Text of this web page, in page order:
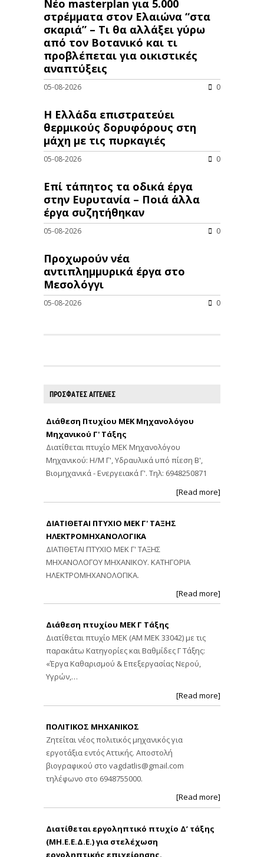
Νέο masterplan για 5.000
στρέμματα στον Ελαιώνα “στα
σκαριά” – Τι θα αλλάξει γύρω
από τον Βοτανικό και τι
προβλέπεται για οικιστικές
αναπτύξεις
05-08-2026 0
Η Ελλάδα επιστρατεύει
θερμικούς δορυφόρους στη
μάχη με τις πυρκαγιές
05-08-2026 0
Επί τάπητος τα οδικά έργα
στην Ευρυτανία – Ποιά άλλα
έργα συζητήθηκαν
05-08-2026 0
Προχωρούν νέα
αντιπλημμυρικά έργα στο
Μεσολόγγι
05-08-2026 0
ΠΡΟΣΦΑΤΕΣ ΑΓΓΕΛΙΕΣ
Διάθεση Πτυχίου ΜΕΚ Μηχανολόγου
Μηχανικού Γ' Τάξης
Διατίθεται πτυχίο ΜΕΚ Μηχανολόγου
Μηχανικού: Η/Μ Γ', Υδραυλικά υπό πίεση Β',
Βιομηχανικά - Ενεργειακά Γ'. Τηλ: 6948250871
[Read more]
ΔΙΑΤΙΘΕΤΑΙ ΠΤΥΧΙΟ ΜΕΚ Γ' ΤΑΞΗΣ
ΗΛΕΚΤΡΟΜΗΧΑΝΟΛΟΓΙΚΑ
ΔΙΑΤΙΘΕΤΑΙ ΠΤΥΧΙΟ ΜΕΚ Γ' ΤΑΞΗΣ
ΜΗΧΑΝΟΛΟΓΟΥ ΜΗΧΑΝΙΚΟΥ. ΚΑΤΗΓΟΡΙΑ
ΗΛΕΚΤΡΟΜΗΧΑΝΟΛΟΓΙΚΑ.
[Read more]
Διάθεση πτυχίου ΜΕΚ Γ Τάξης
Διατίθεται πτυχίο ΜΕΚ (ΑΜ ΜΕΚ 33042) με τις
παρακάτω Κατηγορίες και Βαθμίδες Γ Τάξης:
«Έργα Καθαρισμού & Επεξεργασίας Νερού,
Υγρών,…
[Read more]
ΠΟΛΙΤΙΚΟΣ ΜΗΧΑΝΙΚΟΣ
Ζητείται νέος πολιτικός μηχανικός για
εργοτάξια εντός Αττικής. Αποστολή
βιογραφικού στο vagdatlis@gmail.com
τηλέφωνο στο 6948755000.
[Read more]
Διατίθεται εργοληπτικό πτυχίο Δ’ τάξης
(ΜΗ.Ε.Ε.Δ.Ε.) για στελέχωση
εργοληπτικής επιχείρησης.